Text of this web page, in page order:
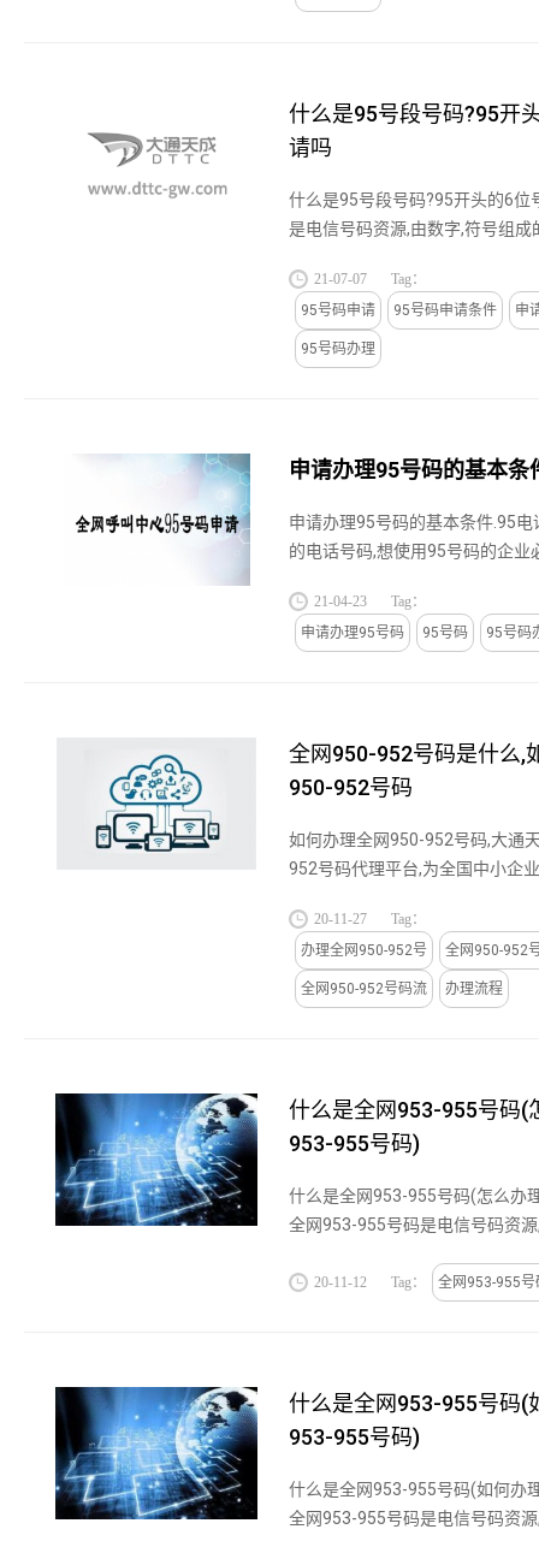
什么是95号段号码?95开
请吗
什么是95号段号码?95开头的6位
是电信号码资源,由数字,符号组
号码,95号码资源属于国家资源,是
21-07-07
Tag：
95号码申请
95号码申请条件 申
95号码办理
申请办理95号码的基本条
申请办理95号码的基本条件.95
的电话号码,想使用95号码的企业
可以重复,而全国统一号码它...
21-04-23
Tag：
申请办理95号码
95号码 95号码
全网950-952号码是什么,
950-952号码
如何办理全网950-952号码,大通
952号码代理平台,为全国中小企
欢迎免费点击阅读....
20-11-27
Tag：
办理全网950-952号
全网950-952
全网950-952号码流 办理流程
什么是全网953-955号码(
953-955号码)
什么是全网953-955号码(怎么办
全网953-955号码是电信号码资
网953-955号码可点在线咨询一
20-11-12 Tag： 全网953-955号
什么是全网953-955号码(
953-955号码)
什么是全网953-955号码(如何办
全网953-955号码是电信号码资